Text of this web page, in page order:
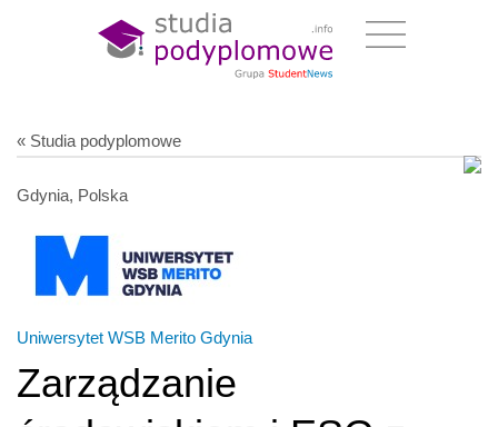
« Studia podyplomowe
Gdynia, Polska
Uniwersytet WSB Merito Gdynia
Zarządzanie